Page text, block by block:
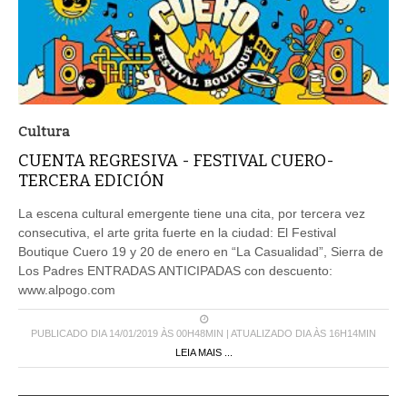
Cultura
CUENTA REGRESIVA - FESTIVAL CUERO-
TERCERA EDICIÓN
La escena cultural emergente tiene una cita, por tercera vez
consecutiva, el arte grita fuerte en la ciudad: El Festival
Boutique Cuero 19 y 20 de enero en “La Casualidad”, Sierra de
Los Padres ENTRADAS ANTICIPADAS con descuento:
www.alpogo.com
PUBLICADO DIA 14/01/2019 ÀS 00H48MIN | ATUALIZADO DIA ÀS 16H14MIN
LEIA MAIS ...